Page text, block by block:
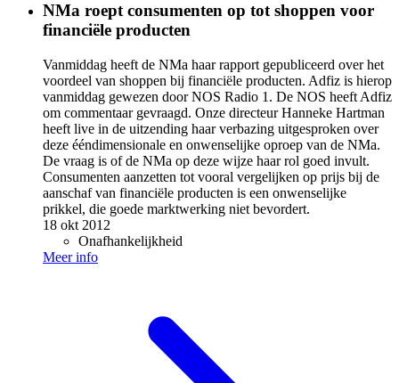
NMa roept consumenten op tot shoppen voor
financiële producten
Vanmiddag heeft de NMa haar rapport gepubliceerd over het
voordeel van shoppen bij financiële producten. Adfiz is hierop
vanmiddag gewezen door NOS Radio 1. De NOS heeft Adfiz
om commentaar gevraagd. Onze directeur Hanneke Hartman
heeft live in de uitzending haar verbazing uitgesproken over
deze ééndimensionale en onwenselijke oproep van de NMa.
De vraag is of de NMa op deze wijze haar rol goed invult.
Consumenten aanzetten tot vooral vergelijken op prijs bij de
aanschaf van financiële producten is een onwenselijke
prikkel, die goede marktwerking niet bevordert.
18 okt 2012
Onafhankelijkheid
Meer info